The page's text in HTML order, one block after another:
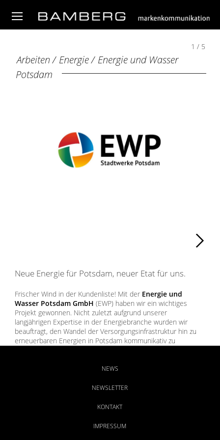
1 / 5
Arbeiten/ Energie/ Energie und Wasser
Potsdam
Neue Energie für Potsdam, neuer Etat für uns.
Frischer Wind in der Kundenliste! Mit der Energie und
Wasser Potsdam GmbH (EWP) haben wir ein wichtiges
Projekt gewonnen. Nicht zuletzt aufgrund unserer
langjährigen Expertise in der Energiebranche wurden wir
beauftragt, den Wandel der Versorgungsinfrastruktur hin zu
erneuerbaren Energien in Potsdam kommunikativ zu
Motto "Neue Energie? Lass uns das gemeinsam machen"
Potsdam zu beschleunigen. Wir freuen uns auf die weitere
und Chancen, die dieses bundesweite Vorzeigeprojekt mit
NEWS
NEWSLETTER
KONTAKT
IMPRESSUM